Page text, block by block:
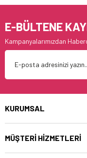
E-BÜLTENE
Kampanyalarımızdan
KURUMSAL
MÜŞTERİ HİZMETLERİ